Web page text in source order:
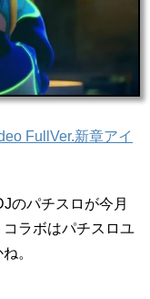
FullVer.新章アイ
のパチスロが今月
ラボはパチスロユ
。